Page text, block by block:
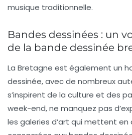
musique traditionnelle.
Bandes dessinées : un
de la bande dessinée
La Bretagne est également un
dessinée, avec de nombreux
s’inspirent de la culture et des
week-end, ne manquez pas
les galeries d’art qui mettent